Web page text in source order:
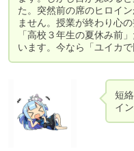
た。突然前の席のヒロイ
ません。授業が終わり心
「高校３年生の夏休み前
います。今なら「ユイカ
短
イ